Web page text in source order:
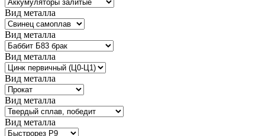
Вид металла
Вид металла
Вид металла
Вид металла
Вид металла
Вид металла